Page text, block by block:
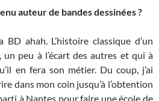
auteur de bandes dessinées ?
ahah. L’histoire classique d’un
peu à l’écart des autres et qui à
en fera son métier. Du coup, j’ai
dans mon coin jusqu’à l’obtention
à Nantes pour faire une école de